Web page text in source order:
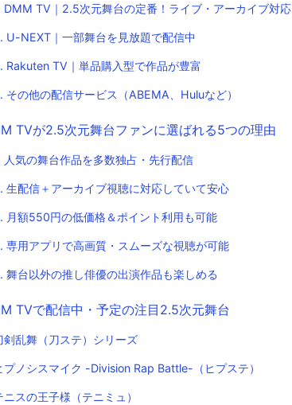
DMM TV｜2.5次元舞台の定番！ライブ・アーカイブ対応
U-NEXT｜一部舞台を見放題で配信中
Rakuten TV｜単品購入型で作品が豊富
その他の配信サービス（ABEMA、Huluなど）
TVが2.5次元舞台ファンに選ばれる5つの理由
人気の舞台作品を多数独占・先行配信
生配信＋アーカイブ視聴に対応していて安心
月額550円の低価格＆ポイント利用も可能
専用アプリで高画質・スムーズな視聴が可能
舞台以外の推し俳優の出演作品も楽しめる
TVで配信中・予定の注目2.5次元舞台
剣乱舞（刀ステ）シリーズ
プノシスマイク -Division Rap Battle-（ヒプステ）
ニスの王子様（テニミュ）